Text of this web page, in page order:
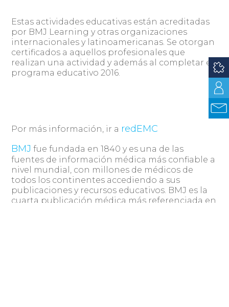
Estas actividades educativas están acreditadas
por BMJ Learning y otras organizaciones
internacionales y latinoamericanas. Se otorgan
certificados a aquellos profesionales que
realizan una actividad y además al completar el
programa educativo 2016.
Por más información, ir a redEMC
BMJ fue fundada en 1840 y es una de las
fuentes de información médica más confiable a
nivel mundial, con millones de médicos de
todos los continentes accediendo a sus
publicaciones y recursos educativos. BMJ es la
cuarta publicación médica más referenciada en